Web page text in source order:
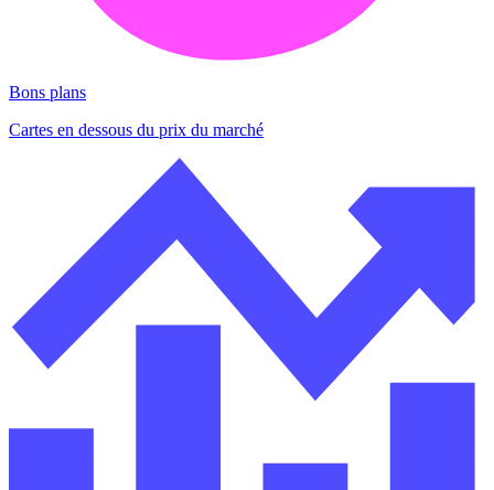
Bons plans
Cartes en dessous du prix du marché